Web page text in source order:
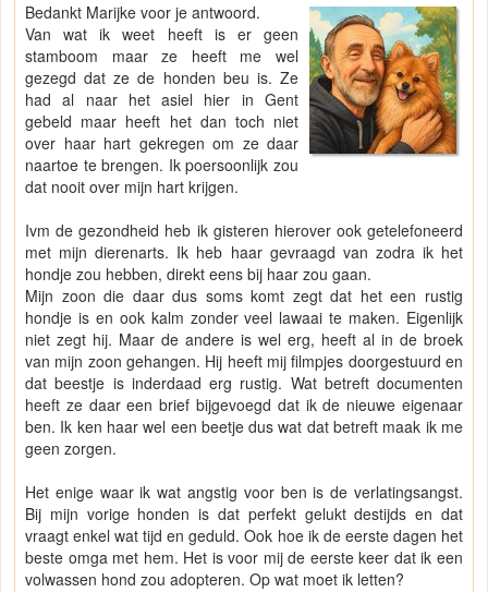
Bedankt Marijke voor je antwoord.
Van wat ik weet heeft is er geen
stamboom maar ze heeft me wel
gezegd dat ze de honden beu is. Ze
had al naar het asiel hier in Gent
gebeld maar heeft het dan toch niet
over haar hart gekregen om ze daar
naartoe te brengen. Ik poersoonlijk zou
dat nooit over mijn hart krijgen.
Ivm de gezondheid heb ik gisteren hierover ook getelefoneerd
met mijn dierenarts. Ik heb haar gevraagd van zodra ik het
hondje zou hebben, direkt eens bij haar zou gaan.
Mijn zoon die daar dus soms komt zegt dat het een rustig
hondje is en ook kalm zonder veel lawaai te maken. Eigenlijk
niet zegt hij. Maar de andere is wel erg, heeft al in de broek
van mijn zoon gehangen. Hij heeft mij filmpjes doorgestuurd en
dat beestje is inderdaad erg rustig. Wat betreft documenten
heeft ze daar een brief bijgevoegd dat ik de nieuwe eigenaar
ben. Ik ken haar wel een beetje dus wat dat betreft maak ik me
geen zorgen.
Het enige waar ik wat angstig voor ben is de verlatingsangst.
Bij mijn vorige honden is dat perfekt gelukt destijds en dat
vraagt enkel wat tijd en geduld. Ook hoe ik de eerste dagen het
beste omga met hem. Het is voor mij de eerste keer dat ik een
volwassen hond zou adopteren. Op wat moet ik letten?